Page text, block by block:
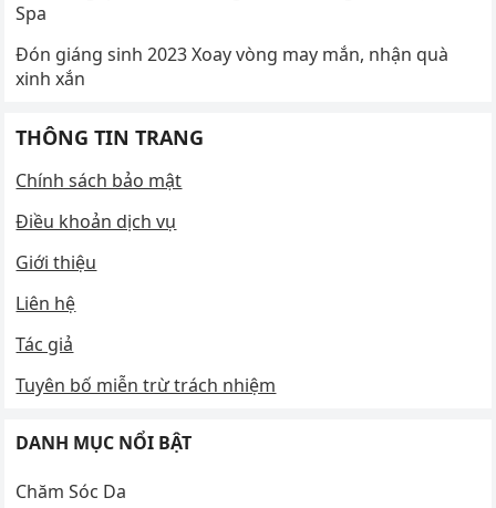
Spa
Đón giáng sinh 2023 Xoay vòng may mắn, nhận quà
xinh xắn
THÔNG TIN TRANG
Chính sách bảo mật
Điều khoản dịch vụ
Giới thiệu
Liên hệ
Tác giả
Tuyên bố miễn trừ trách nhiệm
DANH MỤC NỔI BẬT
Chăm Sóc Da